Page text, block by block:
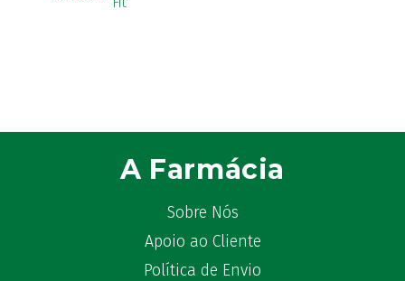
A Farmácia
Sobre Nós
Apoio ao Cliente
Política de Envio